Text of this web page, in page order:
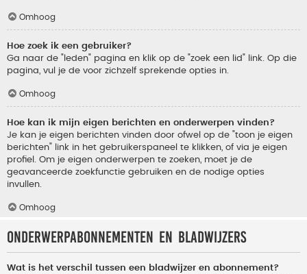
Omhoog
Hoe zoek ik een gebruiker?
Ga naar de "leden" pagina en klik op de "zoek een lid" link. Op die
pagina, vul je de voor zichzelf sprekende opties in.
Omhoog
Hoe kan ik mijn eigen berichten en onderwerpen vinden?
Je kan je eigen berichten vinden door ofwel op de "toon je eigen
berichten" link in het gebruikerspaneel te klikken, of via je eigen
profiel. Om je eigen onderwerpen te zoeken, moet je de
geavanceerde zoekfunctie gebruiken en de nodige opties
invullen.
Omhoog
Onderwerpabonnementen en bladwijzers
Wat is het verschil tussen een bladwijzer en abonnement?